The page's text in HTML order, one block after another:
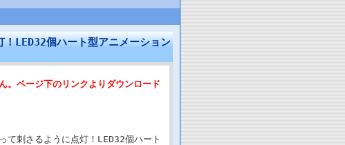
LED32個ハート型アニメーション
。ページ下のリンクよりダウンロード
刺さるように点灯！LED32個ハート